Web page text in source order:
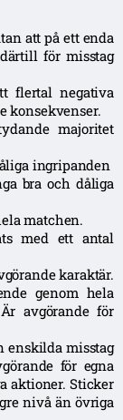
att på ett enda
för misstag
flertal negativa
konsekvenser.
majoritet
ingripanden
bra och dåliga
matchen.
med ett antal
karaktär.
genom hela
avgörande för
enskilda misstag
för egna
aktioner. Sticker
nivå än övriga